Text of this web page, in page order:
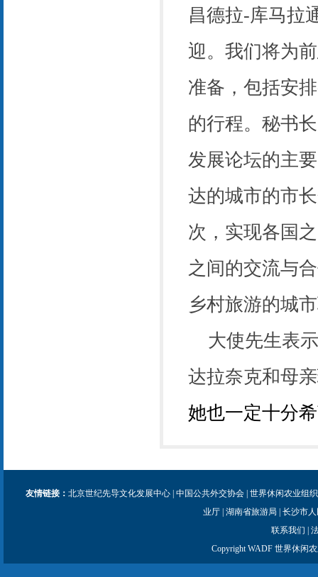
昌德拉-库马拉
迎。我们将为
准备，包括安
的行程。秘书
发展论坛的主
达的城市的市
次，实现各国
之间的交流与
乡村旅游的城
大使先生表
达拉奈克和母亲
她也一定十分
友情链接： 北京世纪先导文化发展中心 中国公共外交协会 世界休闲农业组织
业厅| 湖南省旅游局
长沙市
联系我们
Copyright WADF 世界休闲